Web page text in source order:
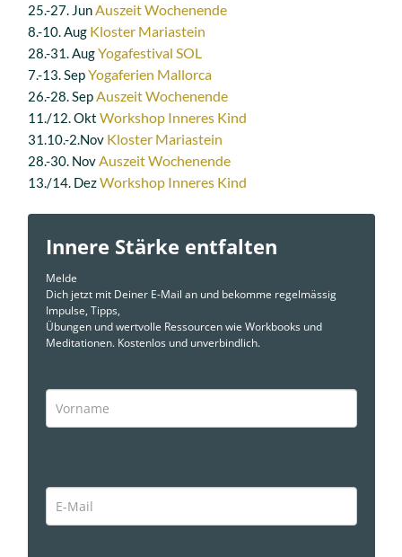
25.-27. JunAuszeit Wochenende
8.-10. Aug Kloster Mariastein
28.-31. AugYogafestival SOL
7.-13. SepYogaferien Mallorca
26.-28. SepAuszeit Wochenende
11./12. Okt Workshop Inneres Kind
31.10.-2.Nov Kloster Mariastein
28.-30. NovAuszeit Wochenende
13./14. DezWorkshop Inneres Kind
Innere Stärke entfalten
Melde
Dich jetzt mit Deiner E-Mail an und bekomme regelmässig
Impulse, Tipps,
Übungen und wertvolle Ressourcen wie Workbooks und
Meditationen. Kostenlos und unverbindlich.